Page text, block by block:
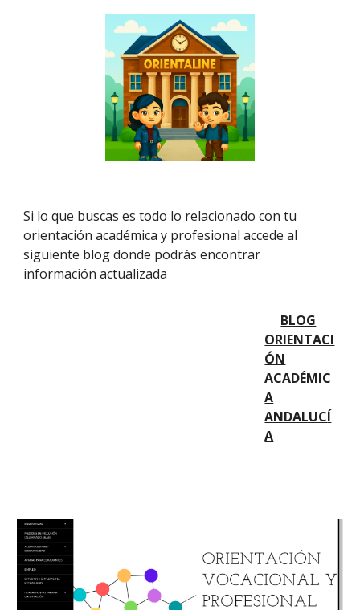
Si lo que buscas es todo lo relacionado con tu
orientación académica y profesionalaccede al
siguiente blog donde podrás encontrar
información actualizada
BLOG
ORIENTACI
ÓN
ACADÉMIC
A
ANDALUCÍ
A